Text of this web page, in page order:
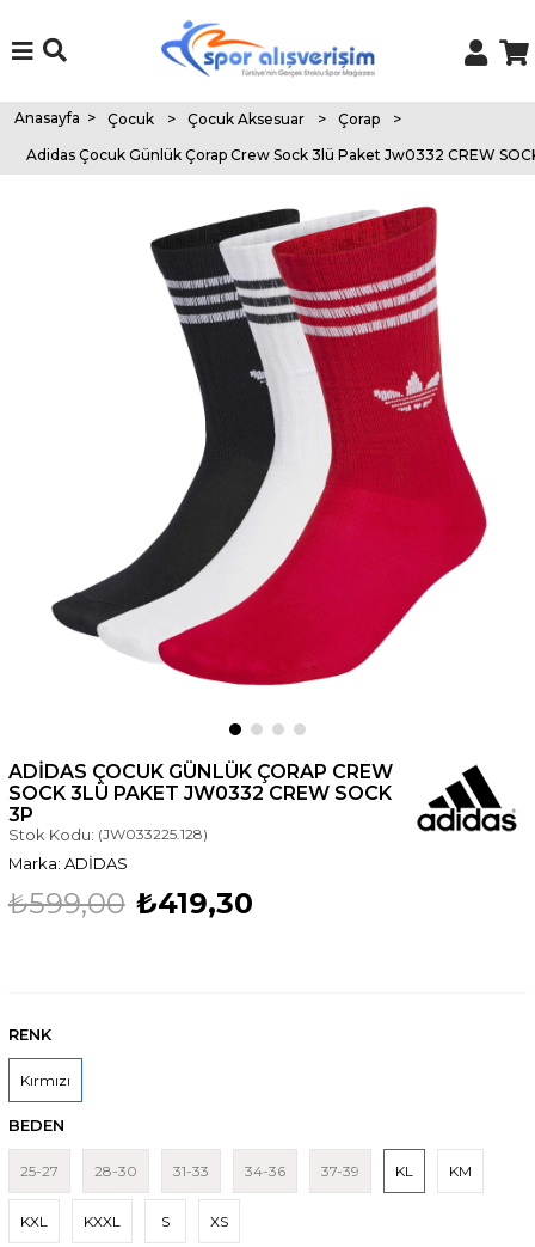
Anasayfa > Çocuk > Çocuk Aksesuar > Çorap
>
Adidas Çocuk Günlük Çorap Crew Sock 3lü Paket Jw0332 CREW
ADIDAS ÇOCUK GÜNLÜK ÇORAP CREW
SOCK 3LÜ PAKET JW0332 CREW SOCK
3P
Stok Kodu: (JW033225.128)
ADİDAS
₺599,00 ₺419,30
RENK
Kırmızı
BEDEN
25-27 28-30 31-33 34-36 37-39 KL KM
KXL KXXL S XS